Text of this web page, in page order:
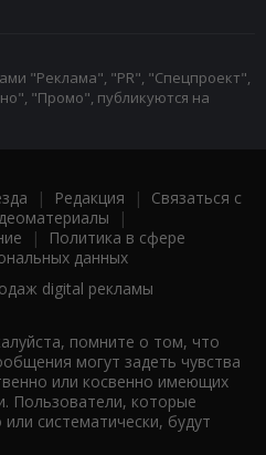
"Реклама", "PR", "Спецпроект",
"Промо", публикуются на
| Редакция | Связаться с
|
|
Политика в сфере
данных
digital рекламы
помните о том, что
могут задеть чувства
или косвенно имеющих
Пользователи, которые
систематически, будут